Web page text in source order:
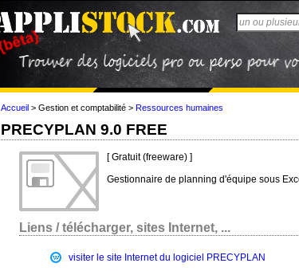
Accueil > Gestion et comptabilité > Ressources humaines
PRECYPLAN 9.0 FREE
[ Gratuit (freeware) ]
Gestionnaire de planning d'équipe sous
Liens / télécharger, sites Internet, ...
visiter le site Internet du logiciel PRECYPLAN